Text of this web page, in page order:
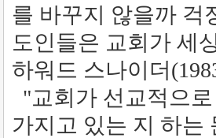
를 바꾸지 않을까 걱
도인들은 교회가 세
하워드 스나이더
"교회가 선교적으
가지고 있는 지 하는